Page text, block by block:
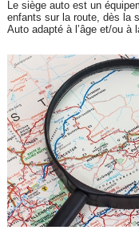
Le siège auto est un
enfants sur la route, dès la
Auto adapté à l’âge et/ou à